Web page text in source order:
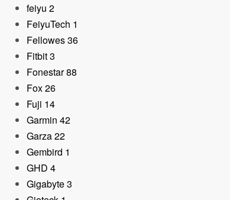
feiyu 2
FeiyuTech 1
Fellowes36
Fitbit3
Fonestar88
Fox26
Fuji 14
Garmin 42
Garza22
Gembird 1
GHD 4
Gigabyte3